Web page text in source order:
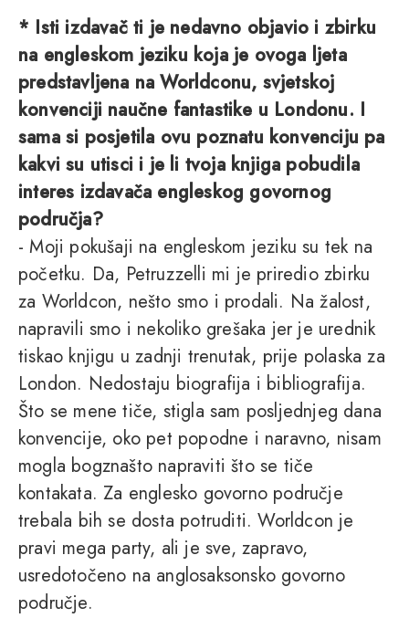
* Isti izdavač ti je nedavno objavio i zbirku
na engleskom jeziku koja je ovoga ljeta
predstavljena na Worldconu, svjetskoj
konvenciji naučne fantastike u Londonu. I
sama si posjetila ovu poznatu konvenciju pa
kakvi su utisci i je li tvoja knjiga pobudila
interes izdavača engleskog govornog
područja?
- Moji pokušaji na engleskom jeziku su tek na
početku. Da, Petruzzelli mi je priredio zbirku
za Worldcon, nešto smo i prodali. Na žalost,
napravili smo i nekoliko grešaka jer je urednik
tiskao knjigu u zadnji trenutak, prije polaska za
London. Nedostaju biografija i bibliografija.
Što se mene tiče, stigla sam posljednjeg dana
konvencije, oko pet popodne i naravno, nisam
mogla bogznašto napraviti što se tiče
kontakata. Za englesko govorno područje
trebala bih se dosta potruditi. Worldcon je
pravi mega party, ali je sve, zapravo,
usredotočeno na anglosaksonsko govorno
područje.